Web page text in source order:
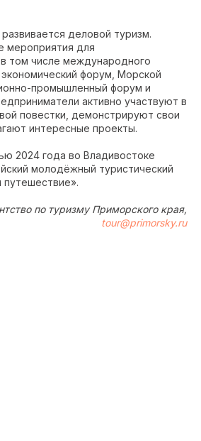
деловой туризм.
мероприятия для
том числе международного
форум, Морской
промышленный форум и
активно участвуют в
повестки, демонстрируют свои
интересные проекты.
2024 года во Владивостоке
молодёжный туристический
по туризму Приморского края,
tour@primorsky.ru